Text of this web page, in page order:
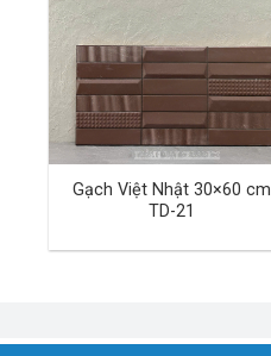
Gạch Việt Nhật 30×60 cm
TD-21